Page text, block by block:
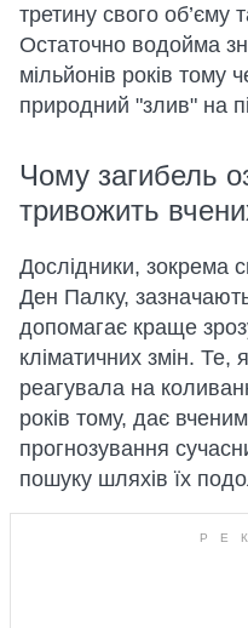
третину свого об’єму
Остаточно водойма
мільйонів років тому
природний "злив" на
Чому загибель
тривожить
Дослідники, зокрема
Ден Палку,
допомагає краще
кліматичних змін. Те,
реагувала на
років тому, дає
прогнозування
пошуку шляхів їх